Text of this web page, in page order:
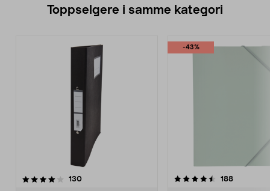
Toppselgere i samme kategori
130anmeldelser
-43%
4.5 av 5 stjerner 188
4.5 av 5 stjerner